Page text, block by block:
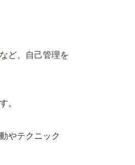
など、自己管理を
。
やテクニック